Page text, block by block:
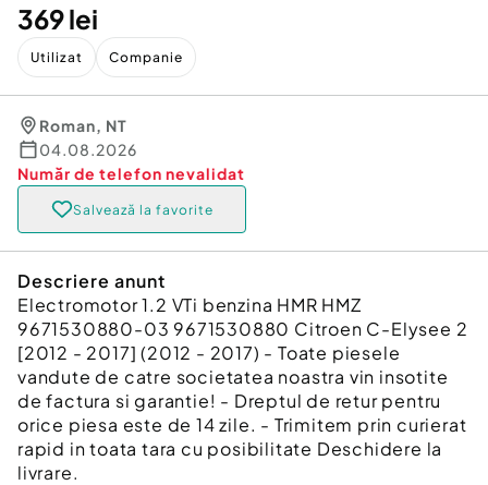
369 lei
Utilizat Companie
Roman, NT
04.08.2026
Număr de telefon nevalidat
Salvează la favorite
Descriere anunt
Electromotor 1.2 VTi benzina HMR HMZ
9671530880-03 9671530880 Citroen C-Elysee 2
[2012 - 2017] (2012 - 2017) - Toate piesele
vandute de catre societatea noastra vin insotite
de factura si garantie! - Dreptul de retur pentru
orice piesa este de 14 zile. - Trimitem prin curierat
rapid in toata tara cu posibilitate Deschidere la
livrare.